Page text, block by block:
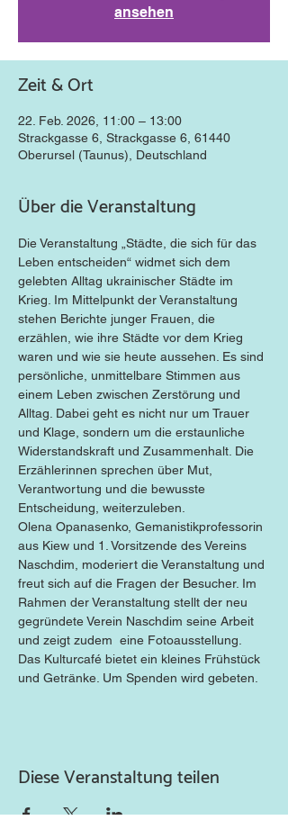
ansehen
Zeit & Ort
22. Feb. 2026, 11:00 – 13:00
Strackgasse 6, Strackgasse 6, 61440
Oberursel (Taunus), Deutschland
Über die Veranstaltung
Die Veranstaltung „Städte, die sich für das
Leben entscheiden“ widmet sich dem
gelebten Alltag ukrainischer Städte im
Krieg. Im Mittelpunkt der Veranstaltung
stehen Berichte junger Frauen, die
erzählen, wie ihre Städte vor dem Krieg
waren und wie sie heute aussehen. Es sind
persönliche, unmittelbare Stimmen aus
einem Leben zwischen Zerstörung und
Alltag. Dabei geht es nicht nur um Trauer
und Klage, sondern um die erstaunliche
Widerstandskraft und Zusammenhalt. Die
Erzählerinnen sprechen über Mut,
Verantwortung und die bewusste
Entscheidung, weiterzuleben.
Olena Opanasenko, Gemanistikprofessorin
aus Kiew und 1. Vorsitzende des Vereins
Naschdim, moderiert die Veranstaltung und
freut sich auf die Fragen der Besucher. Im
Rahmen der Veranstaltung stellt der neu
gegründete Verein Naschdim seine Arbeit
und zeigt zudem  eine Fotoausstellung.
Das Kulturcafé bietet ein kleines Frühstück
und Getränke. Um Spenden wird gebeten.
Diese Veranstaltung teilen